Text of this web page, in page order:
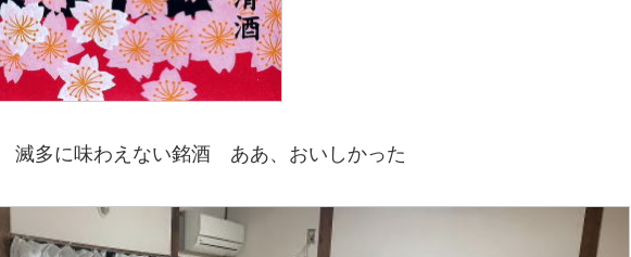
多に味わえない銘酒 ああ、おいしかった